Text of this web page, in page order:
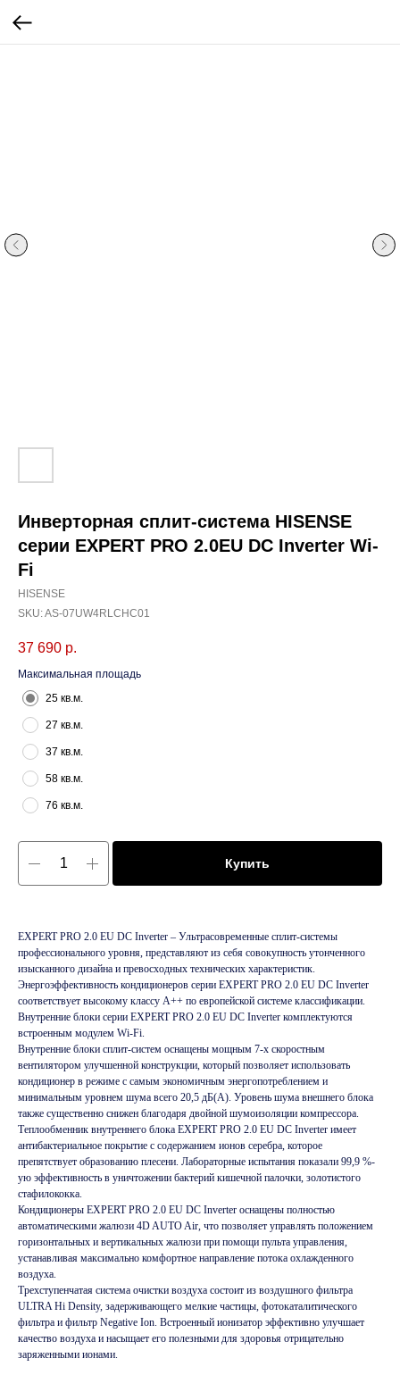
Инверторная сплит-система HISENSE
серии EXPERT PRO 2.0EU DC Inverter Wi-
Fi
HISENSE
SKU:AS-07UW4RLCHC01
37 690 р.
Максимальная площадь
25 кв.м.
27 кв.м.
37 кв.м.
58 кв.м.
76 кв.м.
Купить
EXPERT PRO 2.0 EU DC Inverter – Ультрасовременные сплит-системы
профессионального уровня, представляют из себя совокупность утонченного
изысканного дизайна и превосходных технических характеристик.
Энергоэффективность кондиционеров серии EXPERT PRO 2.0 EU DC Inverter
соответствует высокому классу А++ по европейской системе классификации.
Внутренние блоки серии EXPERT PRO 2.0 EU DC Inverter комплектуются
встроенным модулем Wi-Fi.
Внутренние блоки сплит-систем оснащены мощным 7-х скоростным
вентилятором улучшенной конструкции, который позволяет использовать
кондиционер в режиме с самым экономичным энергопотреблением и
минимальным уровнем шума всего 20,5 дБ(А). Уровень шума внешнего блока
также существенно снижен благодаря двойной шумоизоляции компрессора.
Теплообменник внутреннего блока EXPERT PRO 2.0 EU DC Inverter имеет
антибактериальное покрытие с содержанием ионов серебра, которое
препятствует образованию плесени. Лабораторные испытания показали 99,9 %-
ую эффективность в уничтожении бактерий кишечной палочки, золотистого
стафилококка.
Кондиционеры EXPERT PRO 2.0 EU DC Inverter оснащены полностью
автоматическими жалюзи 4D AUTO Air, что позволяет управлять положением
горизонтальных и вертикальных жалюзи при помощи пульта управления,
устанавливая максимально комфортное направление потока охлажденного
воздуха.
Трехступенчатая система очистки воздуха состоит из воздушного фильтра
ULTRA Hi Density, задерживающего мелкие частицы, фотокаталитического
фильтра и фильтр Negative Ion. Встроенный ионизатор эффективно улучшает
качество воздуха и насыщает его полезными для здоровья отрицательно
заряженными ионами.